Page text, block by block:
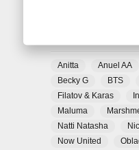
Anitta Anuel AA
Becky G
BTS
Filatov & Karas
Maluma
Natti Natasha
Now United